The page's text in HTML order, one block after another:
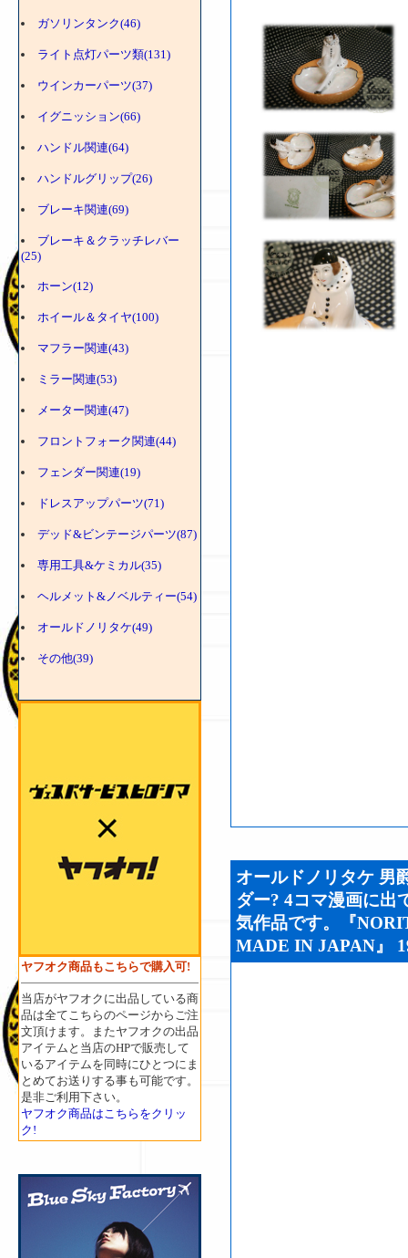
ガソリンタンク(46)
ライト点灯パーツ類(131)
ウインカーパーツ(37)
イグニッション(66)
ハンドル関連(64)
ハンドルグリップ(26)
ブレーキ関連(69)
ブレーキ＆クラッチレバー
(25)
ホーン(12)
ホイール＆タイヤ(100)
マフラー関連(43)
ミラー関連(53)
メーター関連(47)
フロントフォーク関連(44)
フェンダー関連(19)
ドレスアップパーツ(71)
デッド&ビンテージパーツ(87)
専用工具&ケミカル(35)
ヘルメット&ノベルティー(54)
オールドノリタケ(49)
その他(39)
ヤフオク商品もこちらで購入可!
当店がヤフオクに出品している商
品は全てこちらのページからご注
文頂けます。またヤフオクの出品
アイテムと当店のHPで販売して
いるアイテムを同時にひとつにま
とめてお送りする事も可能です。
是非ご利用下さい。
ヤフオク商品はこちらをクリッ
ク!
オールドノリタケ
ダー? 4コマ漫画に出
気作品です。『
MADE IN JAPAN』